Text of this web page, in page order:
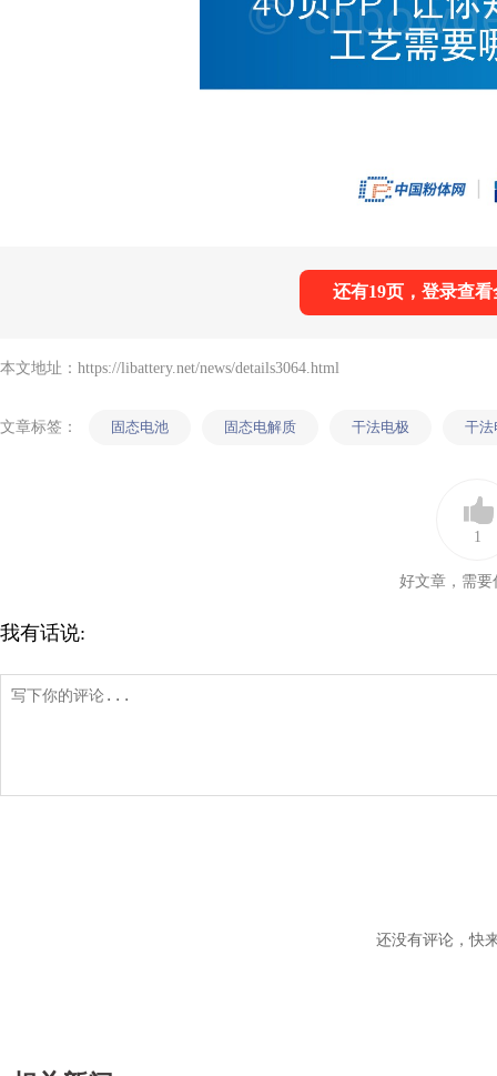
还有19页，登录查看
本文地址：https://libattery.net/news/details3064.html
文章标签： 固态电池 固态电解质 干法电极 干法
1
好文章，需要
我有话说:
还没有评论，快